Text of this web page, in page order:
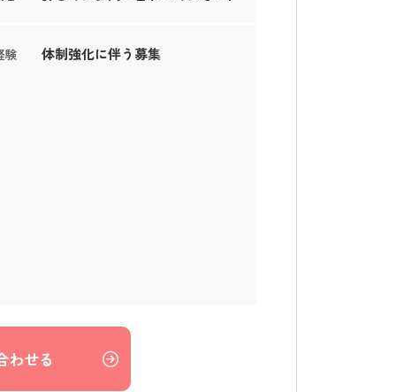
験 体制強化に伴う募集
わせる